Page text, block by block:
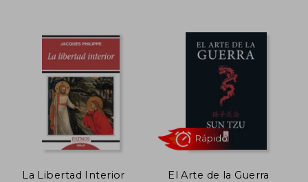
45%
dcto. $ 24.87
45%
dcto.
La Libertad Interior El Arte de la Guerra